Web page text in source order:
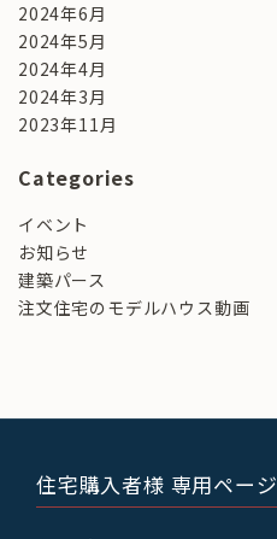
2024年6月
2024年5月
2024年4月
2024年3月
2023年11月
Categories
イベント
お知らせ
建築パース
注文住宅のモデルハウス動画
住宅購入者様 専用ページ